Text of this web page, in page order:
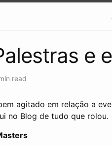
e
read
agitado em relação a
no Blog de tudo que rolou.